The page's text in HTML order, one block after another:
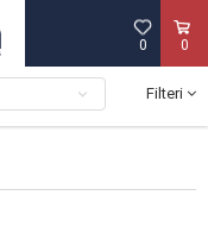
0
0
Filteri